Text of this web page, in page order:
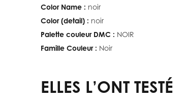
Color Name : noir
Color (detail) : noir
Palette couleur DMC : NOIR
Famille Couleur : Noir
ELLES L’ONT TESTÉ